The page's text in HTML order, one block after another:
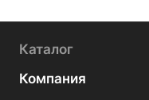
Каталог
Компания